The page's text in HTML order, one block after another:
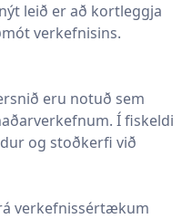
leið er að kortleggja
verkefnisins.
eru notuð sem
Í fiskeldi
og stoðkerfi við
verkefnissértækum